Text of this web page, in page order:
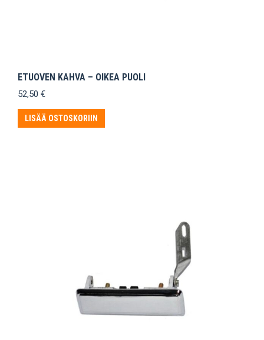
ETUOVEN KAHVA – OIKEA PUOLI
52,50 €
LISÄÄ OSTOSKORIIN